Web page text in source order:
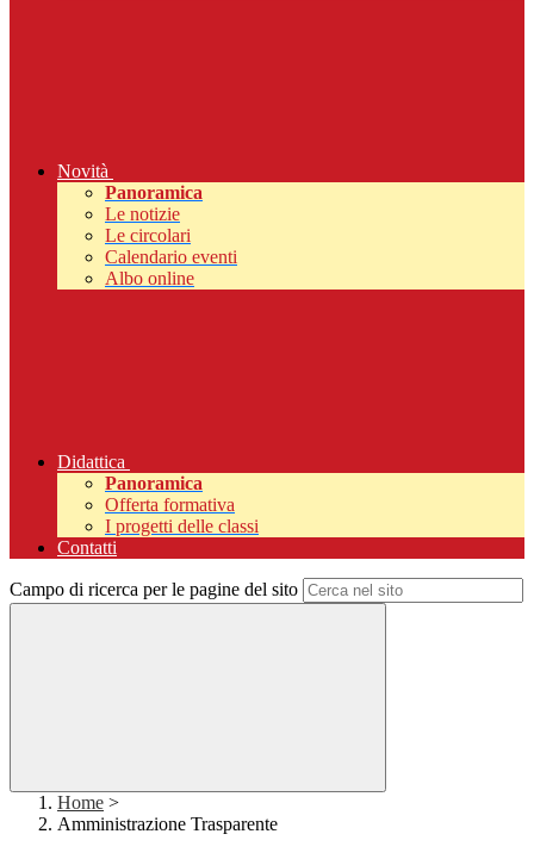
Novità
Panoramica
Le notizie
Le circolari
Calendario eventi
Albo online
Didattica
Panoramica
Offerta formativa
I progetti delle classi
Contatti
Campo di ricerca per le pagine del sito
Home >
Amministrazione Trasparente